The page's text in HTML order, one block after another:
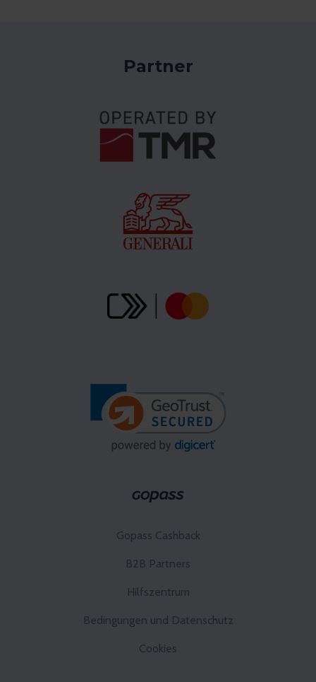
Partner
Gopass Cashback
B2B Partners
Hilfszentrum
Bedingungen und Datenschutz
Cookies